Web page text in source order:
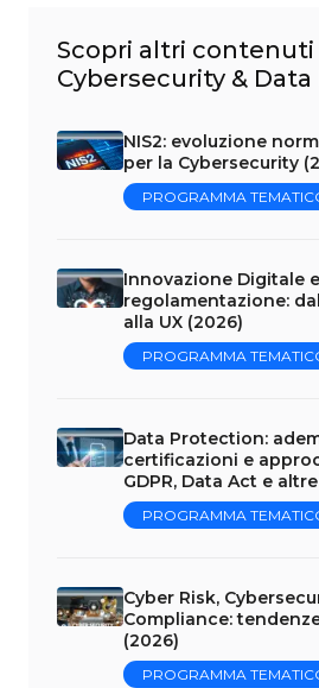
Scopri altri contenuti
Cybersecurity &
NIS2: evoluzione
per la Cybersecurity
PROGRAMMA
Innovazione Digitale e
regolamentazione:
alla UX (2026)
PROGRAMMA
Data Protection:
certificazioni e
GDPR, Data Act e
PROGRAMMA
Cyber Risk,
Compliance:
(2026)
PROGRAMMA